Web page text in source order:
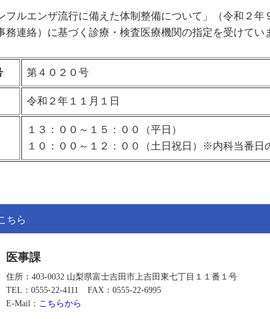
ルエンザ流行に備えた体制整備について」（令和２年
務連絡）に基づく診療・検査医療機関の指定を受けてい
第４０２０号
令和２年１１月１日
１３：００～１５：００（平日）
１０：００～１２：００（土日祝日）※内科当番日
ちら
医事課
住所：403-0032 山梨県富士吉田市上吉田東七丁目１１番１号
TEL：0555-22-4111
FAX：0555-22-6995
E-Mail： こちらから